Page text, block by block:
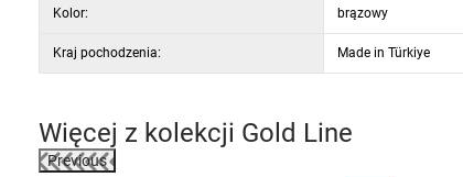
Kolor: brązowy
Kraj pochodzenia: Made in Türkiye
Więcej z kolekcji Gold Line
Previous